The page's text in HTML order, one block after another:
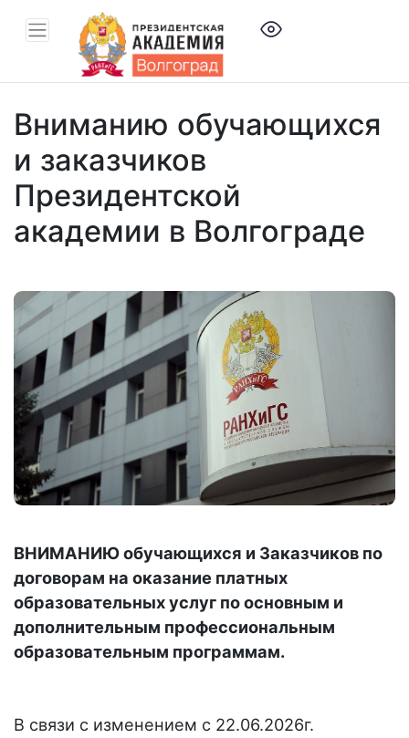
Вниманию обучающихся
и заказчиков
Президентской
академии в Волгограде
ВНИМАНИЮ обучающихся и Заказчиков по
договорам на оказание платных
образовательных услуг по основным и
дополнительным профессиональным
образовательным программам.
В связи с изменением с 22.06.2026г.